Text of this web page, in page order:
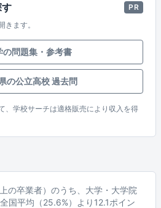
PR
ます。
の問題集・参考書
の公立高校 過去問
、学校サーチは適格販売により収入を得
の卒業者）のうち、大学・大学院
国平均（25.6%）より12.1ポイン